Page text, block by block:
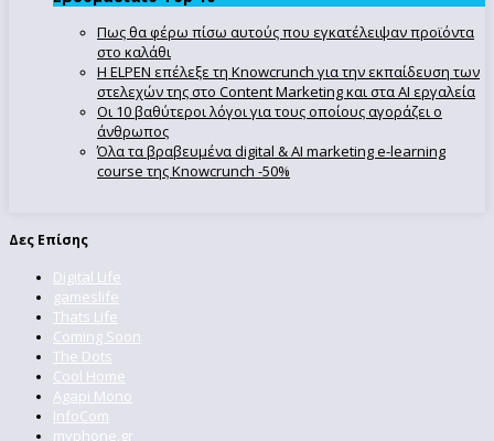
Πως θα φέρω πίσω αυτούς που εγκατέλειψαν προϊόντα
στο καλάθι
Η ELPEN επέλεξε τη Knowcrunch για την εκπαίδευση των
στελεχών της στο Content Marketing και στα AI εργαλεία
Οι 10 βαθύτεροι λόγοι για τους οποίους αγοράζει ο
άνθρωπος
Όλα τα βραβευμένα digital & AI marketing e-learning
course της Knowcrunch -50%
Δες Επίσης
Digital Life
gameslife
Thats Life
Coming Soon
The Dots
Cool Home
Agapi Mono
InfoCom
myphone.gr